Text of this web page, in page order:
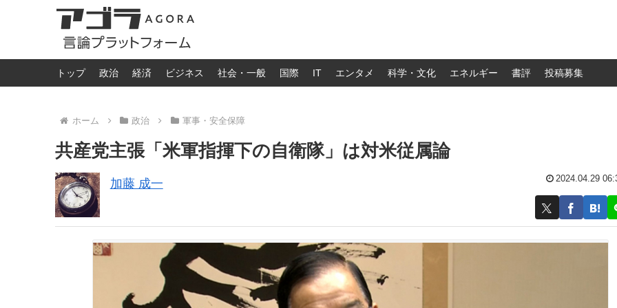
トップ 政治 経済 ビジネス 社会・一般 国際 IT エンタメ 科学・文化 エネルギー 書評 投稿募集
ホーム 政治 軍事・安全保障
共産党主張「米軍指揮下の自衛隊」は対米従属論
加藤 成一 2024.04.29